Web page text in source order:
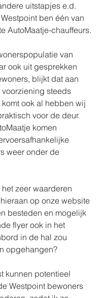
uitstapjes e.d.
ben één van
AutoMaatje-chauffeurs.
van
ook uit gesprekken
blijkt dat aan
steeds
ook al hebben wij
voor de deur.
komen
weer onder de
zeer waarderen
op onze website
besteden en mogelijk
flyer ook in het
in de hal zou
opgehangen?
kunnen potentieel
Westpoint bewoners